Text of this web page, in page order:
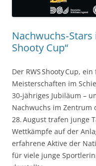
Nachwuchs‑Stars
Shooty Cup“
Der RWS Shooty Cup,
Meisterschaften im
30‑jähriges Jubiläum –
Nachwuchs im Zentrum
28. August trafen junge
Wettkämpfe auf der
erfahrene Aktive der
für viele junge